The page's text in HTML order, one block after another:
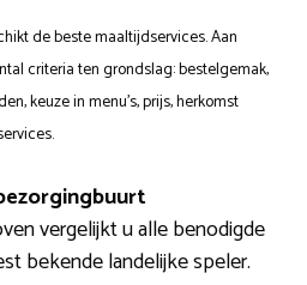
de beste maaltijdservices. Aan
criteria ten grondslag: bestelgemak,
keuze in menu’s, prijs, herkomst
vergelijkt u alle benodigde
bekende landelijke speler.